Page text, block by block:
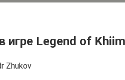
Legend of
Zhukov